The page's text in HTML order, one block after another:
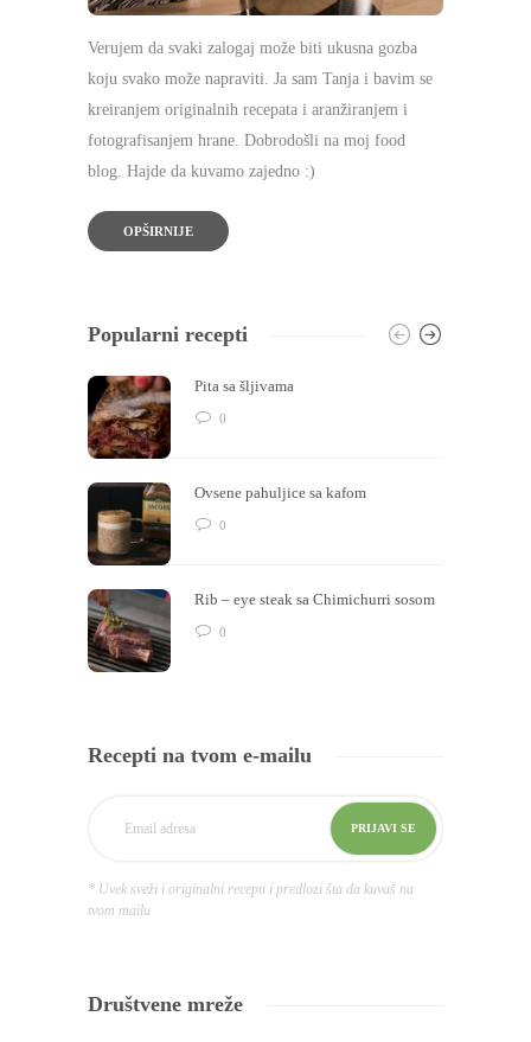
Verujem da svaki zalogaj može biti ukusna gozba
koju svako može napraviti. Ja sam Tanja i bavim se
kreiranjem originalnih recepata i aranžiranjem i
fotografisanjem hrane. Dobrodošli na moj food
blog. Hajde da kuvamo zajedno :)
OPŠIRNIJE
Popularni recepti
Pita sa šljivama
0
Ovsene pahuljice sa kafom
0
Rib – eye steak sa Chimichurri sosom
0
Recepti na tvom e-mailu
* Uvek sveži i originalni recepti i predlozi šta da kuvaš na
tvom mailu
Društvene mreže